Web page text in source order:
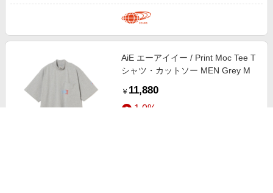
AiE エーアイイー / Print Moc Tee T
シャツ・カットソー MEN Grey M
￥ 11,880
1.0%